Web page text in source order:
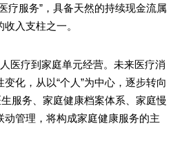
疗服务”，具备天然的持续现金流属
入支柱之一。
疗到家庭单元经营。未来医疗消
化，从以“个人”为中心，逐步转向
服务、家庭健康档案体系、家庭慢
管理，将构成家庭健康服务的主